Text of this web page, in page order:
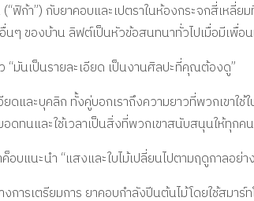
ฟิก้า”) กับยาคอบและเปตราในห้องกระจกสี่เหลี่
ๆ ของบ้าน ลิฟต์เป็นหัวข้อสนทนาทั่วไปเมื่อมีเพื่อ
“มันเป็นรายละเอียด เป็นงานศิลปะที่คุณต้องดู”
ยดและบุคลิก ทั้งคู่บอกเราถึงความยาวที่พวกเขาใ
ดทนและใช้เวลาเป็นสิ่งที่พวกเขาสนับสนุนให้ทุก
อบแนะนำ “แสงและใบไม้เปลี่ยนไปตามฤดูกาลอย่า
งการเตรียมการ ยาคอบกำลังปีนต้นไม้โดยใช้สม